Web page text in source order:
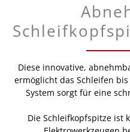
Diese innovative,
ermöglicht das Schleifen
System sorgt für eine
Die Schleifkopfspitze ist